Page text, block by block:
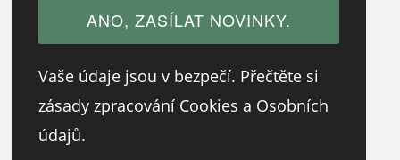
Vaše údaje jsou v bezpečí. Přečtěte si
zásady zpracování Cookies a Osobních
údajů.